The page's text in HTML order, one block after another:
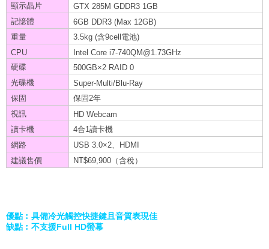
顯示晶片
GTX 285M GDDR3 1GB
記憶體
6GB DDR3 (Max 12GB)
重量
3.5kg (含9cell電池)
CPU
Intel Core i7-740QM@1.73GHz
硬碟
500GB×2 RAID 0
光碟機
Super-Multi/Blu-Ray
保固
保固2年
視訊
HD Webcam
讀卡機
4合1讀卡機
網路
USB 3.0×2、HDMI
建議售價
NT$69,900（含稅）
優點︰具備冷光觸控快捷鍵且音質表現佳
缺點︰不支援Full HD螢幕